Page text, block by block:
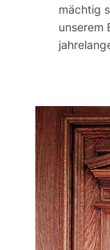
mächtig
unserem